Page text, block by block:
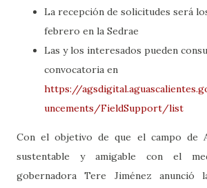
La recepción de solicitudes será los
febrero en la Sedrae
Las y los interesados pueden
convocatoria en
https://
uncements/FieldSupport/list
Con el objetivo de que el campo de
sustentable y amigable con el
gobernadora Tere Jiménez